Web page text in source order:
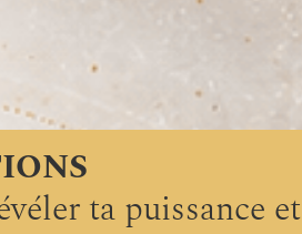
ta puissance et